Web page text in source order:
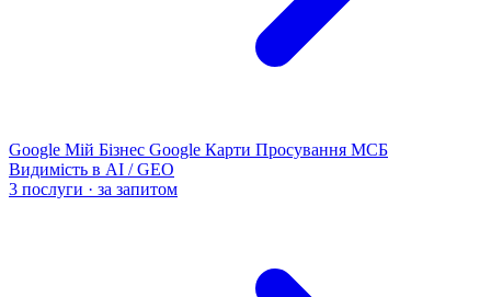
Google Мій Бізнес Google Карти Просування МСБ
Видимість в AI / GEO
3 послуги · за запитом